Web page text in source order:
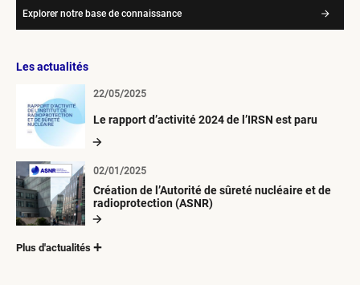
Explorer notre base de connaissance
Les actualités
Le rapport d’activité 2024 de l’IRSN est paru
22/05/2025
Création de l’Autorité de sûreté nucléaire et de
radioprotection (ASNR)
02/01/2025
Plus d'actualités